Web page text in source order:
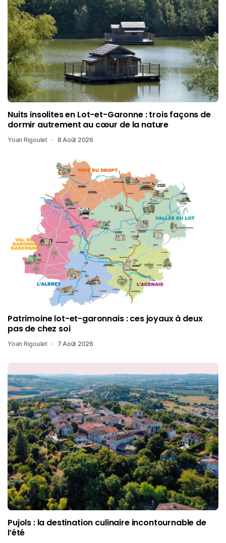
Nuits insolites en Lot-et-Garonne : trois façons de
dormir autrement au cœur de la nature
Yoan Rigoulet 8 Août 2026
Patrimoine lot-et-garonnais : ces joyaux à deux
pas de chez soi
Yoan Rigoulet 7 Août 2026
Pujols : la destination culinaire incontournable de
l’été